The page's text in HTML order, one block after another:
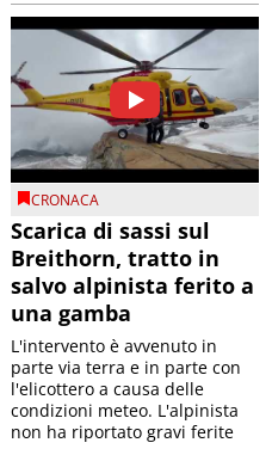
CRONACA
Scarica di sassi sul
Breithorn, tratto in
salvo alpinista ferito a
una gamba
L'intervento è avvenuto in
parte via terra e in parte con
l'elicottero a causa delle
condizioni meteo. L'alpinista
non ha riportato gravi ferite